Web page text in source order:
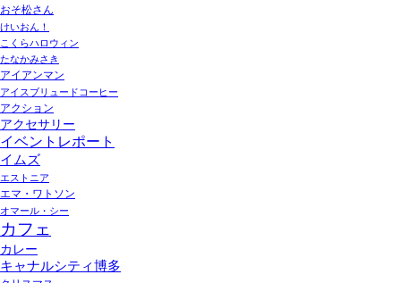
おそ松さん
けいおん！
こくらハロウィン
たなかみさき
アイアンマン
アイスブリュードコーヒー
アクション
アクセサリー
イベントレポート
イムズ
エストニア
エマ・ワトソン
オマール・シー
カフェ
カレー
キャナルシティ博多